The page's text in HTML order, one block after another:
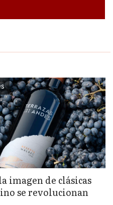
imagen de clásicas
se revolucionan